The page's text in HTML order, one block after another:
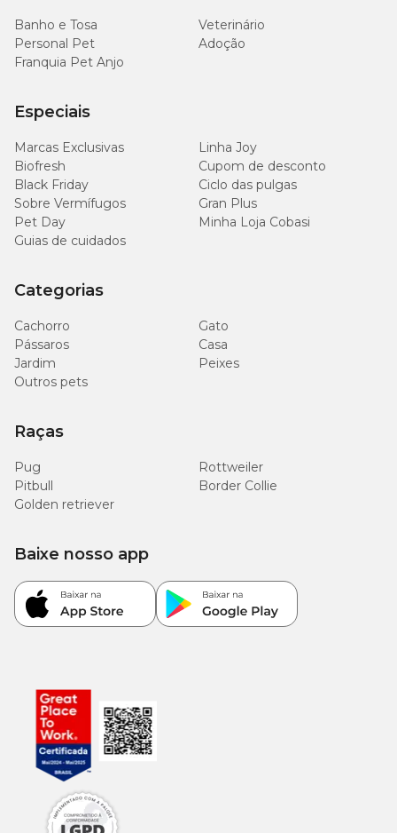
Banho e Tosa
Veterinário
Personal Pet
Adoção
Franquia Pet Anjo
Especiais
Marcas Exclusivas
Linha Joy
Biofresh
Cupom de desconto
Black Friday
Ciclo das pulgas
Sobre Vermífugos
Gran Plus
Pet Day
Minha Loja Cobasi
Guias de cuidados
Categorias
Cachorro
Gato
Pássaros
Casa
Jardim
Peixes
Outros pets
Raças
Pug
Rottweiler
Pitbull
Border Collie
Golden retriever
Baixe nosso app